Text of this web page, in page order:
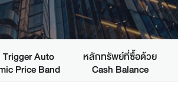
Auto
Price Band
หลักทรัพย์ที่ซื้อด้วย
Cash Balance